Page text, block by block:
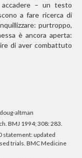
accadere – un testo
a fare ricerca di
purtroppo,
è ancora aperta:
di aver combattuto
altman
BMJ 1994; 308: 283.
statement: updated
trials. BMC Medicine